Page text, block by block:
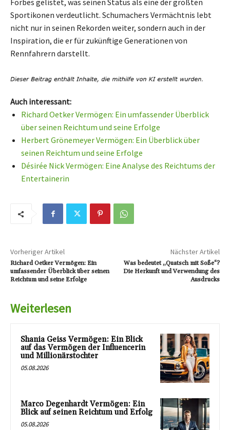
Sportikonen verdeutlicht. Schumachers Vermächtnis lebt
nicht nur in seinen Rekorden weiter, sondern auch in der
Inspiration, die er für zukünftige Generationen von
Rennfahrern darstellt.
Auch interessant:
Richard Oetker Vermögen: Ein umfassender Überblick
über seinen Reichtum und seine Erfolge
Herbert Grönemeyer Vermögen: Ein Überblick über
seinen Reichtum und seine Erfolge
Désirée Nick Vermögen: Eine Analyse des Reichtums der
Entertainerin
Vorheriger Artikel
Richard Oetker Vermögen: Ein
umfassender Überblick über seinen
Reichtum und seine Erfolge
Nächster Artikel
Was bedeutet „Quatsch mit Soße“?
Die Herkunft und Verwendung des
Ausdrucks
Weiterlesen
Shania Geiss Vermögen: Ein Blick
auf das Vermögen der Influencerin
und Millionärstochter
05.08.2026
Marco Degenhardt Vermögen: Ein
Blick auf seinen Reichtum und Erfolg
05.08.2026